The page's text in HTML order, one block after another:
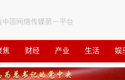
焦 财经 产业 生活 娱